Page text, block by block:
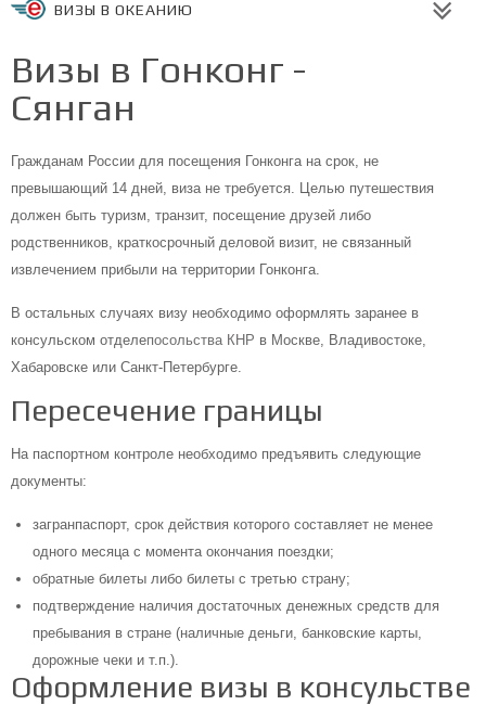
ВИЗЫ В ОКЕАНИЮ
Визы в Гонконг -
Сянган
Гражданам России для посещения Гонконга на срок, не
превышающий 14 дней, виза не требуется. Целью путешествия
должен быть туризм, транзит, посещение друзей либо
родственников, краткосрочный деловой визит, не связанный
извлечением прибыли на территории Гонконга.
В остальных случаях визу необходимо оформлять заранее в
консульском отделепосольства КНР в Москве, Владивостоке,
Хабаровске или Санкт-Петербурге.
Пересечение границы
На паспортном контроле необходимо предъявить следующие
документы:
загранпаспорт, срок действия которого составляет не менее
одного месяца с момента окончания поездки;
обратные билеты либо билеты с третью страну;
подтверждение наличия достаточных денежных средств для
пребывания в стране (наличные деньги, банковские карты,
дорожные чеки и т.п.).
Оформление визы в консульстве